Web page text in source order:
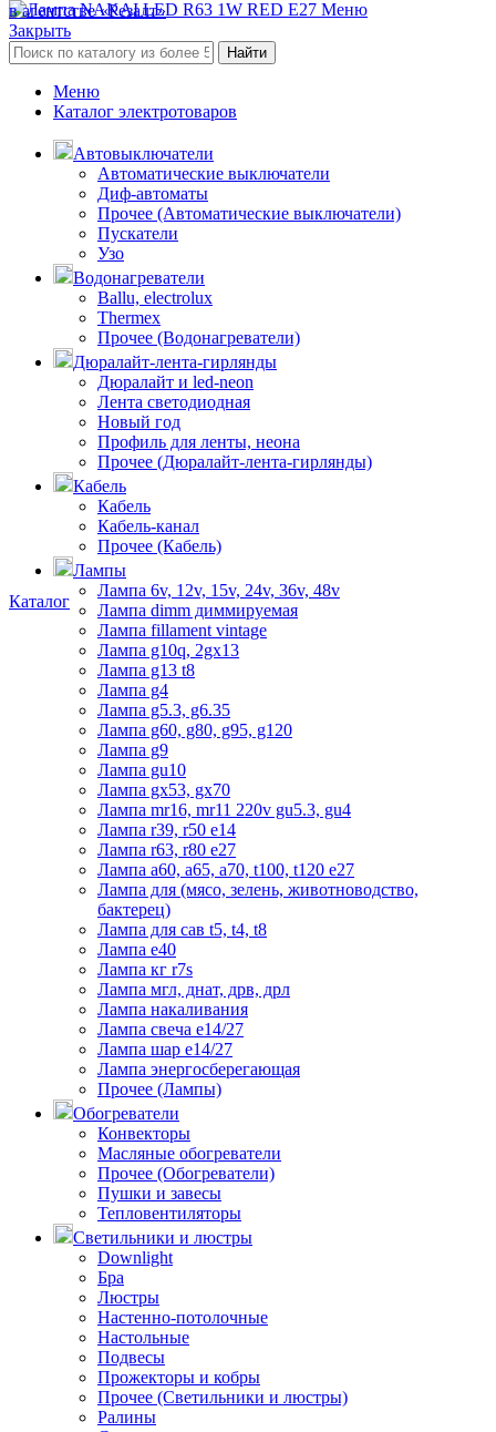
Меню
Каталог
8 (3842) 21-14-47
Поможем с выбором
в агентстве «Резалт»
Закрыть
Найти
Меню
Каталог электротоваров
Автовыключатели
Автоматические выключатели
Диф-автоматы
Прочее (Автоматические выключатели)
Пускатели
Узо
Водонагреватели
Ballu, electrolux
Thermex
Прочее (Водонагреватели)
Дюралайт-лента-гирлянды
Дюралайт и led-neon
Лента светодиодная
Новый год
Профиль для ленты, неона
Прочее (Дюралайт-лента-гирлянды)
Кабель
Кабель
Кабель-канал
Прочее (Кабель)
Лампы
Лампа 6v, 12v, 15v, 24v, 36v, 48v
Лампа dimm диммируемая
Лампа fillament vintage
Лампа g10q, 2gx13
Лампа g13 t8
Лампа g4
Лампа g5.3, g6.35
Лампа g60, g80, g95, g120
Лампа g9
Лампа gu10
Лампа gx53, gx70
Лампа mr16, mr11 220v gu5.3, gu4
Лампа r39, r50 е14
Лампа r63, r80 е27
Лампа а60, а65, а70, t100, t120 е27
Лампа для (мясо, зелень, животноводство,
бактерец)
Лампа для сав t5, t4, t8
Лампа е40
Лампа кг r7s
Лампа мгл, днат, дрв, дрл
Лампа накаливания
Лампа свеча е14/27
Лампа шар е14/27
Лампа энергосберегающая
Прочее (Лампы)
Обогреватели
Конвекторы
Масляные обогреватели
Прочее (Обогреватели)
Пушки и завесы
Тепловентиляторы
Светильники и люстры
Downlight
Бра
Люстры
Настенно-потолочные
Настольные
Подвесы
Прожекторы и кобры
Прочее (Светильники и люстры)
Ралины